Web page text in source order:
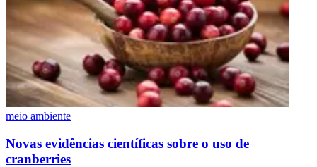
meio ambiente
Novas evidências científicas sobre o uso de
cranberries